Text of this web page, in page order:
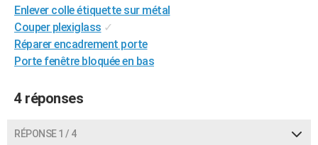
GUIDES D'ACHAT
BONS PLANS
Carte de Noël
Carte Bonne année
Carte Saint-Valentin
Carte Pâques
Carte d'anniversaire
Dictionnaire
Biographies
Citations
Expressions
Proverbes
PROGRAMME TV
Enlever colle étiquette sur métal
Couper plexiglass ✓
Réparer encadrement porte
Porte fenêtre bloquée en bas
4 réponses
RÉPONSE 1 / 4